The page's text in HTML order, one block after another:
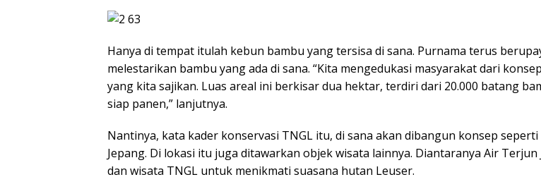
Hanya di tempat itulah kebun bambu yang tersisa di sana. Purnama terus
melestarikan bambu yang ada di sana. “Kita mengedukasi masyarakat dari
yang kita sajikan. Luas areal ini berkisar dua hektar, terdiri dari 20.000 batang
siap panen,” lanjutnya.
Nantinya, kata kader konservasi TNGL itu, di sana akan dibangun konsep
Jepang. Di lokasi itu juga ditawarkan objek wisata lainnya. Diantaranya Air Terjun
dan wisata TNGL untuk menikmati suasana hutan Leuser.